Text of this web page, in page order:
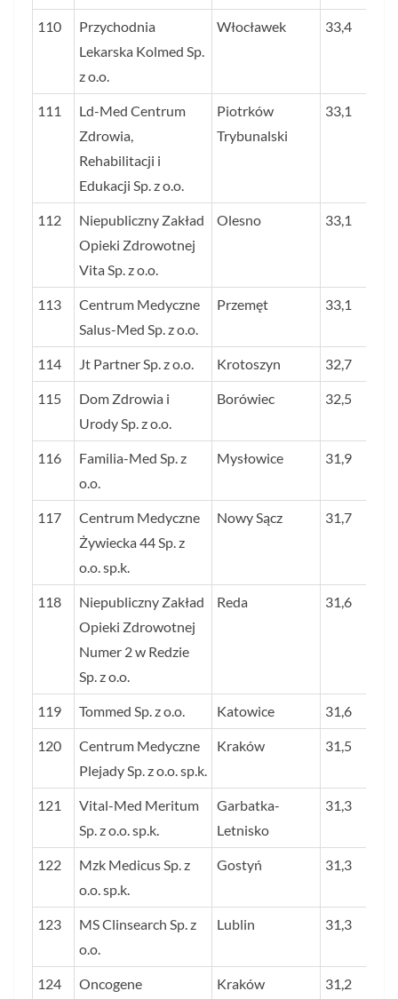
110
Przychodnia
Lekarska Kolmed Sp.
z o.o.
Włocławek 33,4
111
Ld-Med Centrum
Zdrowia,
Rehabilitacji i
Edukacji Sp. z o.o.
Piotrków
Trybunalski
33,1
112
Niepubliczny Zakład
Opieki Zdrowotnej
Vita Sp. z o.o.
Olesno 33,1
113
Centrum Medyczne
Salus-Med Sp. z o.o.
Przemęt 33,1
114 Jt Partner Sp. z o.o. Krotoszyn 32,7
115
Dom Zdrowia i
Urody Sp. z o.o.
Borówiec 32,5
116
Familia-Med Sp. z
o.o.
Mysłowice 31,9
117
Centrum Medyczne
Żywiecka 44 Sp. z
o.o. sp.k.
Nowy Sącz 31,7
118
Niepubliczny Zakład
Opieki Zdrowotnej
Numer 2 w Redzie
Sp. z o.o.
Reda 31,6
119 Tommed Sp. z o.o. Katowice 31,6
120
Centrum Medyczne
Plejady Sp. z o.o. sp.k.
Kraków 31,5
121
Vital-Med Meritum
Sp. z o.o. sp.k.
Garbatka-
Letnisko
31,3
122
Mzk Medicus Sp. z
o.o. sp.k.
Gostyń 31,3
123
MS Clinsearch Sp. z
o.o.
Lublin 31,3
124
Oncogene
Kraków 31,2